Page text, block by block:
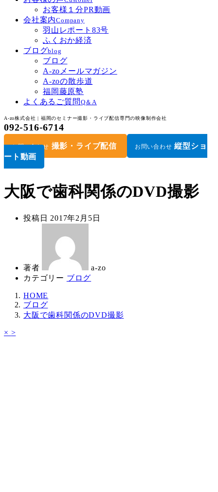
お客様１分PR動画
会社案内Company
羽山レポート83号
ふくおか経済
ブログblog
ブログ
A-zoメールマガジン
A-zoの散歩道
福岡藤原塾
よくあるご質問 Q＆A
A-zo株式会社 | 福岡のセミナー撮影・ライブ配信専門の映像制作会社
092-516-6714
お問い合わせ 撮影・ライブ配信 お問い合わせ 縦型ショ
ート動画
大阪で歯科関係のDVD撮影
投稿日 2017年2月5日
著者
a-zo
カテゴリー ブログ
HOME
ブログ
大阪で歯科関係のDVD撮影
× >